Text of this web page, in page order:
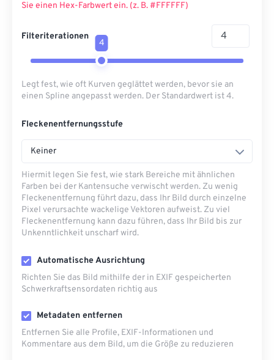
Sie einen Hex-Farbwert ein. (z. B. #FFFFFF)
Filteriterationen
4
Legt fest, wie oft Kurven geglättet werden, bevor sie an
einen Spline angepasst werden. Der Standardwert ist 4.
Fleckenentfernungsstufe
Keiner
Hiermit legen Sie fest, wie stark Bereiche mit ähnlichen
Farben bei der Kantensuche verwischt werden. Zu wenig
Fleckenentfernung führt dazu, dass Ihr Bild durch einzelne
Pixel verursachte wackelige Vektoren aufweist. Zu viel
Fleckenentfernung kann dazu führen, dass Ihr Bild bis zur
Unkenntlichkeit unscharf wird.
Automatische Ausrichtung
Richten Sie das Bild mithilfe der in EXIF ​​gespeicherten
Schwerkraftsensordaten richtig aus
Metadaten entfernen
Entfernen Sie alle Profile, EXIF-Informationen und
Kommentare aus dem Bild, um die Größe zu reduzieren